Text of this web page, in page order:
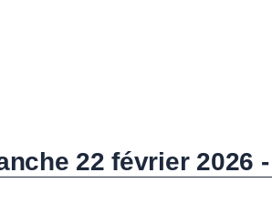
22 février 2026 -